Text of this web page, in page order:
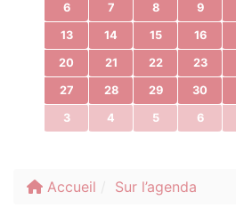
6 7 8 9
13 14 15 16
20 21 22 23
27 28 29 30
3 4 5 6
Accueil Sur l’agenda